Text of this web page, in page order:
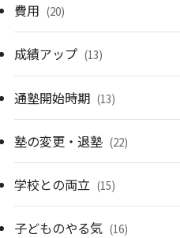
費用 (20)
成績アップ (13)
通塾開始時期 (13)
塾の変更・退塾 (22)
学校との両立 (15)
子どものやる気 (16)